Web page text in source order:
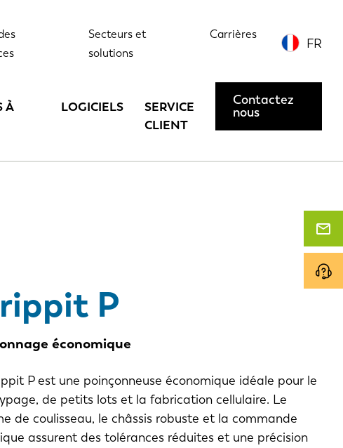
Secteurs et
solutions
Carrières
FR
À
LOGICIELS
SERVICE
CLIENT
Contactez
nous
P
économique
P est une poinçonneuse économique idéale pour le
de petits lots et la fabrication cellulaire. Le
de coulisseau, le châssis robuste et la commande
assurent des tolérances réduites et une précision
Options Contactez-nous ou demandez une démonstration